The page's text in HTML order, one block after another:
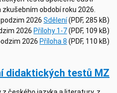
období roku 2026.
2026 Sdělení(PDF, 285 kB)
2026 Přílohy 1-7(PDF, 109 kB)
2026 Příloha 8 (PDF, 110 kB)
didaktických testů MZ